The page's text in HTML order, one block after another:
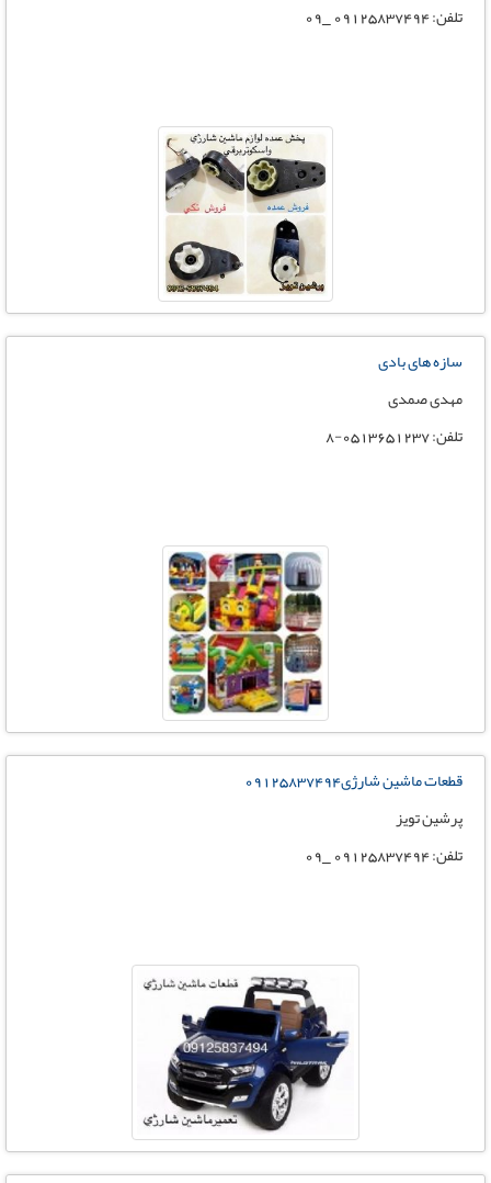
تلفن: 09125837494 _09
سازه های بادی
مهدی صمدی
تلفن: 0513651237-8
قطعات ماشین شارژی09125837494
پرشین تویز
تلفن: 09125837494 _09